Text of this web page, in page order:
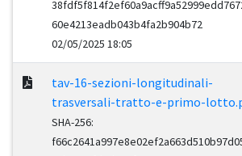
60e4213eadb043b4fa2b904b72
02/05/2025 18:05
tav-16-sezioni-longitudinali-
trasversali-tratto-e-primo-
SHA-256: